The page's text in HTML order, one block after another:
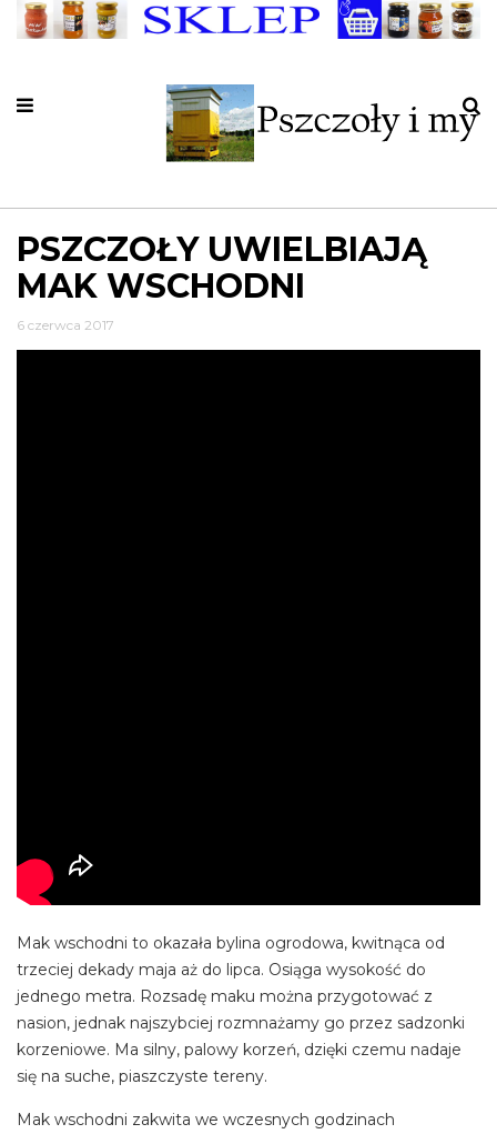
PSZCZOŁY UWIELBIAJĄ
MAK WSCHODNI
6 czerwca 2017
Mak wschodni to okazała bylina ogrodowa, kwitnąca od
trzeciej dekady maja aż do lipca. Osiąga wysokość do
jednego metra. Rozsadę maku można przygotować z
nasion, jednak najszybciej rozmnażamy go przez sadzonki
korzeniowe. Ma silny, palowy korzeń, dzięki czemu nadaje
się na suche, piaszczyste tereny.
Mak wschodni zakwita we wczesnych godzinach